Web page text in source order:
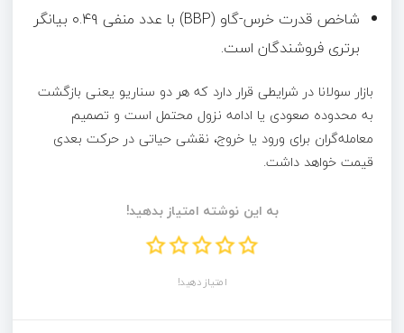
شاخص قدرت خرس-گاو (BBP) با عدد منفی ۰.۴۹ بیانگر
برتری فروشندگان است.
بازار سولانا در شرایطی قرار دارد که هر دو سناریو یعنی بازگشت
به محدوده صعودی یا ادامه نزول محتمل است و تصمیم
معامله‌گران برای ورود یا خروج، نقشی حیاتی در حرکت بعدی
قیمت خواهد داشت.
به این نوشته امتیاز بدهید!
امتیاز دهید!